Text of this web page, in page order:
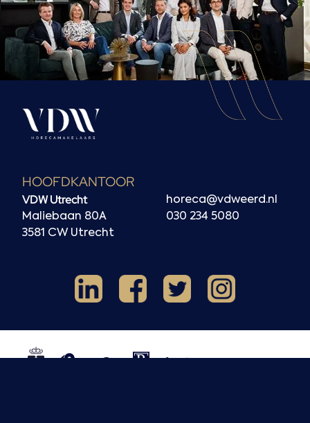
HOOFDKANTOOR
VDW Utrecht
Maliebaan 80A
3581 CW Utrecht
horeca@vdweerd.nl
030 234 5080
LinkedInFacebook
X Instagram
NVM
Horecaspot NRVT